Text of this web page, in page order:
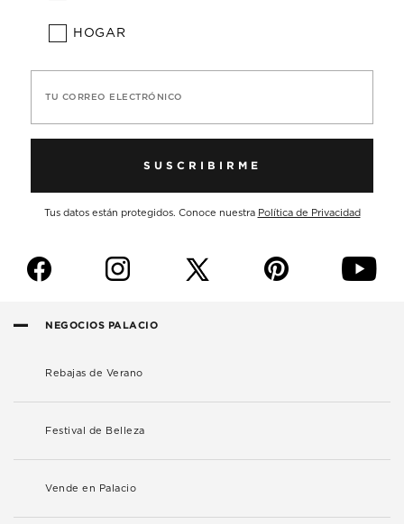
HOGAR
TU CORREO ELECTRÓNICO
SUSCRIBIRME
Tus datos están protegidos. Conoce nuestra Política de Privacidad
f i p y
NEGOCIOS PALACIO
Rebajas de Verano
Festival de Belleza
Vende en Palacio